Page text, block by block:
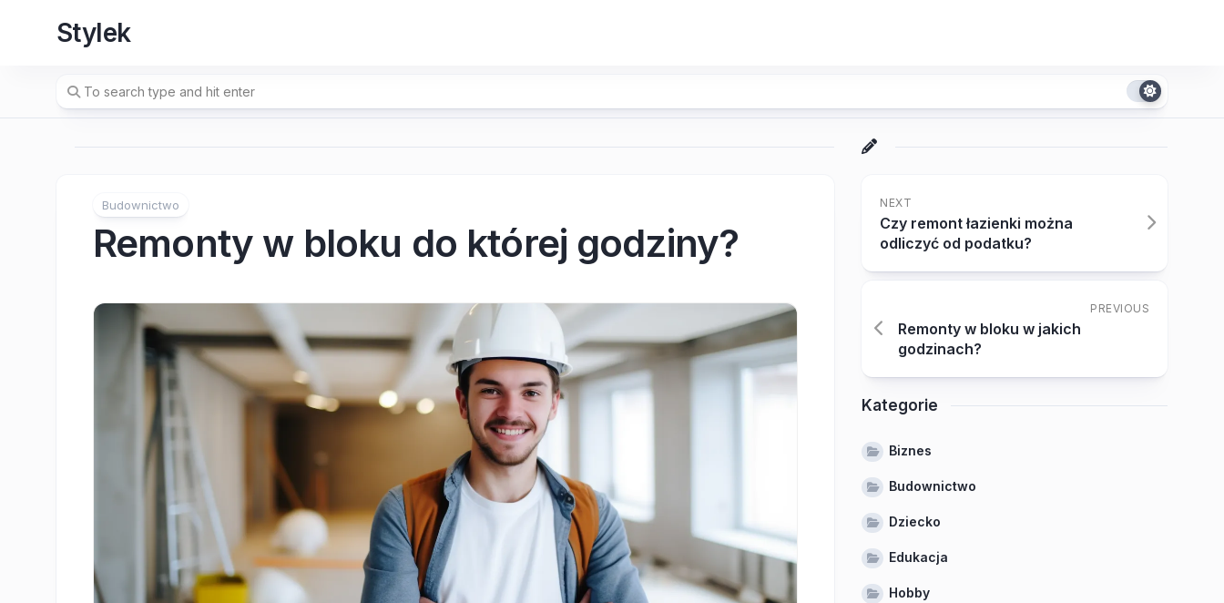
Stylek
Budownictwo
Remonty w bloku do której godziny?
NEXT
Czy remont łazienki można
odliczyć od podatku?
PREVIOUS
Remonty w bloku w jakich
godzinach?
Kategorie
Biznes
Budownictwo
Dziecko
Edukacja
Hobby